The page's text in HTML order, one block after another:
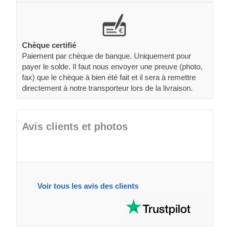
Chèque certifié
Paiement par chèque de banque. Uniquement pour
payer le solde. Il faut nous envoyer une preuve (photo,
fax) que le chèque à bien été fait et il sera à remettre
directement à notre transporteur lors de la livraison.
Avis clients et photos
Voir tous les avis des clients